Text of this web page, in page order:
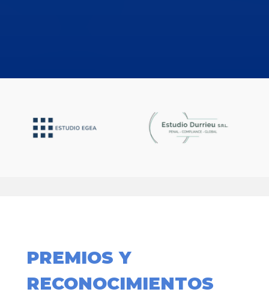
PREMIOS Y
RECONOCIMIENTOS